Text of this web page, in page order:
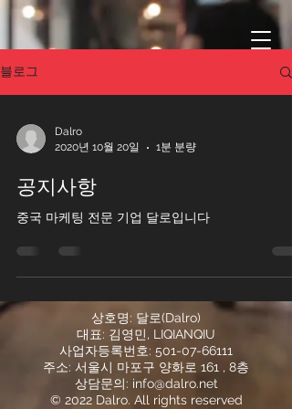
블로그
Dalro
2020년 10월 20일
1분 분량
공지사항
중국 마케팅 전문 기업 달로입니다
상호명: 달로(Dalro)
대표: 김영민, LIQIANQIU
사업자등록번호: 501-07-66111
주소: 서울시 마포구 양화로 161 , 8층
상담문의: info@dalro.net
© 2022 Dalro. All rights reserved